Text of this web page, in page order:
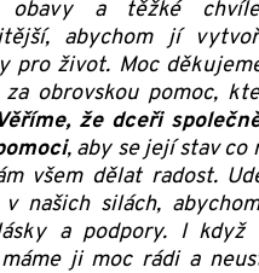
obavy a těžké
abychom jí
pro život. Moc
za obrovskou pomoc,
že dceři
, aby se její stav co
všem dělat radost.
našich silách,
a podpory. I když
máme ji moc rádi a